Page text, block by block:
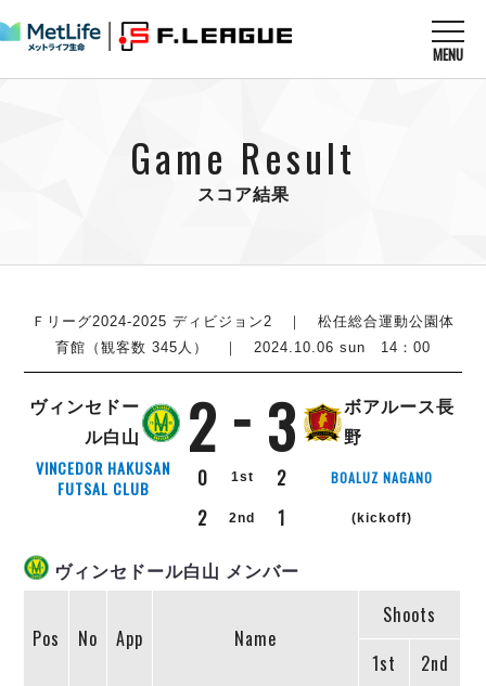
MENU
すべてのニュース
U-23選抜
チケット
メディア情報
その他
試合を観る MATCHES
順位表
戦績表
警告・退場・出場停止選手
個人ランキング｜ゴール
個人ランキング｜シュート
個人ランキング｜シュート成功率
個人ランキング｜第2PK
メットライフ生命Ｆ２リーグ
順位表
エスポラーダ北海道
バルドラール浦安
フウガドールすみだ
立川アスレティックFC
ボアルース長野
シュライカー大阪
チケットを買う TICKET
アリーナ情報 ARENA
リーグ概要 ABOUT US
リーグ概要
大会概要
過去の記録 ARCHIVE
過去の試合記録
プロジェクト PROJECT
Game Result
スコア結果
Ｆリーグ2024-2025 ディビジョン2
｜ 松任総合運動公園体
育館（観客数 345人） ｜ 2024.10.06 sun 14：00
ヴィンセドー
ル白山
2 3
ボアルース長
野
VINCEDOR HAKUSAN
FUTSAL CLUB
0 1st 2 BOALUZ NAGANO
2 2nd 1 (kickoff)
ヴィンセドール白山 メンバー
Pos No App Name
Shoots
1st
2nd